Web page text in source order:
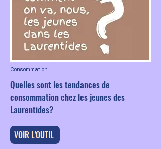
Consommation
Quelles sont les tendances de
consommation chez les jeunes des
Laurentides?
VOIR L'OUTIL